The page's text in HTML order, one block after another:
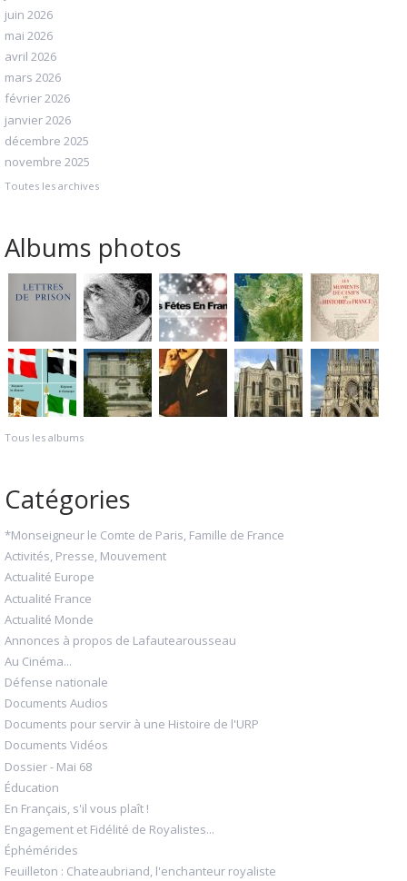
juin 2026
mai 2026
avril 2026
mars 2026
février 2026
janvier 2026
décembre 2025
novembre 2025
Toutes les archives
Albums photos
Tous les albums
Catégories
*Monseigneur le Comte de Paris, Famille de France
Activités, Presse, Mouvement
Actualité Europe
Actualité France
Actualité Monde
Annonces à propos de Lafautearousseau
Au Cinéma...
Défense nationale
Documents Audios
Documents pour servir à une Histoire de l'URP
Documents Vidéos
Dossier - Mai 68
Éducation
En Français, s'il vous plaît !
Engagement et Fidélité de Royalistes...
Éphémérides
Feuilleton : Chateaubriand, l'enchanteur royaliste